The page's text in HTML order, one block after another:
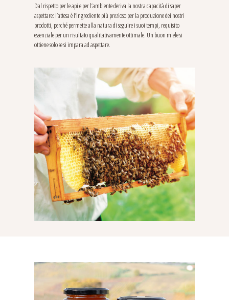
Dal rispetto per le api e per l’ambiente deriva la nostra capacità di saper
aspettare: l’attesa è l’ingrediente più prezioso per la produzione dei nostri
prodotti, perché permette alla natura di seguire i suoi tempi, requisito
essenziale per un risultato qualitativamente ottimale. Un buon miele si
ottiene solo se si impara ad aspettare.